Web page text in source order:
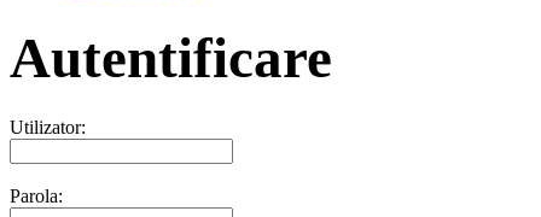
Autentificare
Utilizator:
Parola: